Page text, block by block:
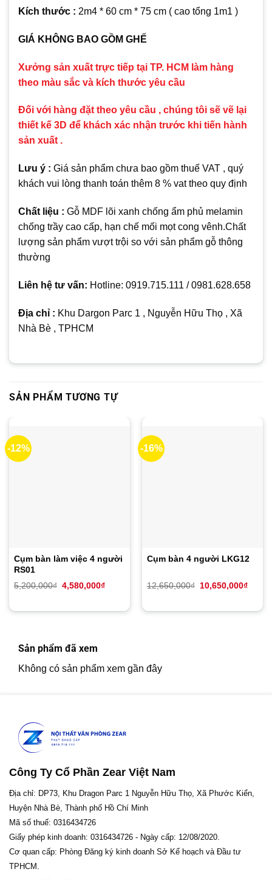
Kích thước : 2m4 * 60 cm * 75 cm ( cao tổng 1m1 )
GIÁ KHÔNG BAO GỒM GHẾ
Xưởng sản xuất trực tiếp tại TP. HCM làm hàng
theo màu sắc và kích thước yêu cầu
Đối với hàng đặt theo yêu cầu , chúng tôi sẽ vẽ lại
thiết kế 3D để khách xác nhận trước khi tiến hành
sản xuất .
Lưu ý : Giá sản phẩm chưa bao gồm thuế VAT , quý
khách vui lòng thanh toán thêm 8 % vat theo quy định
Chất liệu : Gỗ MDF lõi xanh chống ẩm phủ melamin
chống trầy cao cấp, hạn chế mối mọt cong vênh.Chất
lượng sản phẩm vượt trội so với sản phẩm gỗ thông
thường
Liên hệ tư vấn: Hotline: 0919.715.111 / 0981.628.658
Địa chỉ : Khu Dargon Parc 1 , Nguyễn Hữu Thọ , Xã
Nhà Bè , TPHCM
SẢN PHẨM TƯƠNG TỰ
-12%
Cụm bàn làm việc 4 người
RS01
5,200,000₫ Giá
gốc
4,580,000₫Giá
-16%
Cụm bàn 4 người LKG12
12,650,000₫
Giá
gốc
10,650,000₫Giá
Sản phẩm đã xem
Không có sản phẩm xem gần đây
Công Ty Cổ Phần Zear Việt Nam
Địa chỉ: DP73, Khu Dragon Parc 1 Nguyễn Hữu Thọ, Xã Phước Kiển,
Huyện Nhà Bè, Thành phố Hồ Chí Minh
Mã số thuế: 0316434726
Giấy phép kinh doanh: 0316434726 - Ngày cấp: 12/08/2020.
Cơ quan cấp: Phòng Đăng ký kinh doanh Sở Kế hoạch và Đầu tư
TPHCM.